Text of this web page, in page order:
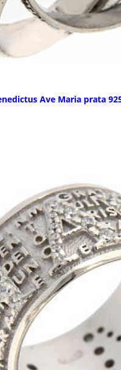
Ave Maria prata